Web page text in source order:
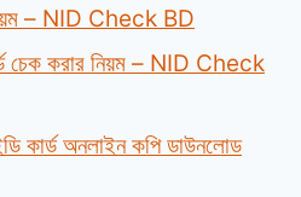
– NID Check BD
চেক করার নিয়ম – NID Check
কার্ড অনলাইন কপি ডাউনলোড